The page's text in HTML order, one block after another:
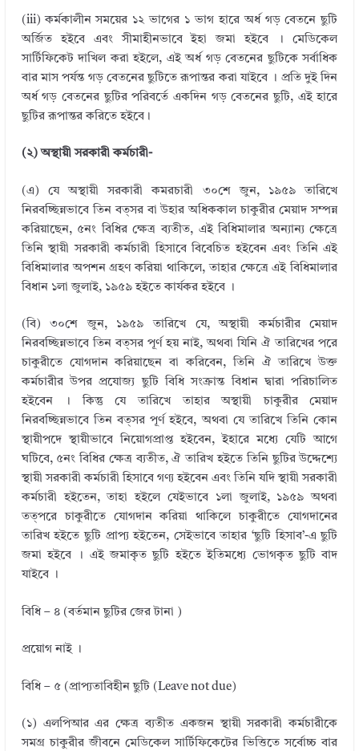
(iii) কর্মকালীন সময়ের ১২ ভাগের ১ ভাগ হারে অর্ধ গড় বেতনে ছুটি
অর্জিত হইবে এবং সীমাহীনভাবে ইহা জমা হইবে । মেডিকেল
সার্টিফিকেট দাখিল করা হইলে, এই অর্ধ গড় বেতনের ছুটিকে সর্বাধিক
বার মাস পর্যন্ত গড় বেতনের ছুটিতে রূপান্তর করা যাইবে । প্রতি দুই দিন
অর্ধ গড় বেতনের ছুটির পরিবর্তে একদিন গড় বেতনের ছুটি, এই হারে
ছুটির রূপান্তর করিতে হইবে।
(২) অস্থায়ী সরকারী কর্মচারী-
(এ) যে অস্থায়ী সরকারী কমরচারী ৩০শে জুন, ১৯৫৯ তারিখে
নিরবচ্ছিন্নভাবে তিন বত্সর বা উহার অধিককাল চাকুরীর মেয়াদ সম্পন্ন
করিয়াছেন, ৫নং বিধির ক্ষেত্র ব্যতীত, এই বিধিমালার অন্যান্য ক্ষেত্রে
তিনি স্থায়ী সরকারী কর্মচারী হিসাবে বিবেচিত হইবেন এবং তিনি এই
বিধিমালার অপশন গ্রহণ করিয়া থাকিলে, তাহার ক্ষেত্রে এই বিধিমালার
বিধান ১লা জুলাই, ১৯৫৯ হইতে কার্যকর হইবে ।
(বি) ৩০শে জুন, ১৯৫৯ তারিখে যে, অস্থায়ী কর্মচারীর মেয়াদ
নিরবচ্ছিন্নভাবে তিন বত্সর পূর্ণ হয় নাই, অথবা যিনি ঐ তারিখের পরে
চাকুরীতে যোগদান করিয়াছেন বা করিবেন, তিনি ঐ তারিখে উক্ত
কর্মচারীর উপর প্রযোজ্য ছুটি বিধি সংক্রান্ত বিধান দ্বারা পরিচালিত
হইবেন । কিন্তু যে তারিখে তাহার অস্থায়ী চাকুরীর মেয়াদ
নিরবচ্ছিন্নভাবে তিন বত্সর পূর্ণ হইবে, অথবা যে তারিখে তিনি কোন
স্থায়ীপদে স্থায়ীভাবে নিয়োগপ্রাপ্ত হইবেন, ইহারে মধ্যে যেটি আগে
ঘটিবে, ৫নং বিধির ক্ষেত্র ব্যতীত, ঐ তারিখ হইতে তিনি ছুটির উদ্দেশ্যে
স্থায়ী সরকারী কর্মচারী হিসাবে গণ্য হইবেন এবং তিনি যদি স্থায়ী সরকারী
কর্মচারী হইতেন, তাহা হইলে যেইভাবে ১লা জুলাই, ১৯৫৯ অথবা
তত্পরে চাকুরীতে যোগদান করিয়া থাকিলে চাকুরীতে যোগদানের
তারিখ হইতে ছুটি প্রাপ্য হইতেন, সেইভাবে তাহার ‘ছুটি হিসাব’-এ ছুটি
জমা হইবে । এই জমাকৃত ছুটি হইতে ইতিমধ্যে ভোগকৃত ছুটি বাদ
যাইবে ।
বিধি – ৪ (বর্তমান ছুটির জের টানা )
প্রয়োগ নাই ।
বিধি – ৫ (প্রাপ্যতাবিহীন ছুটি (Leave not due)
(১) এলপিআর এর ক্ষেত্র ব্যতীত একজন স্থায়ী সরকারী কর্মচারীকে
সমগ্র চাকুরীর জীবনে মেডিকেল সার্টিফিকেটের ভিত্তিতে সর্বোচ্চ বার